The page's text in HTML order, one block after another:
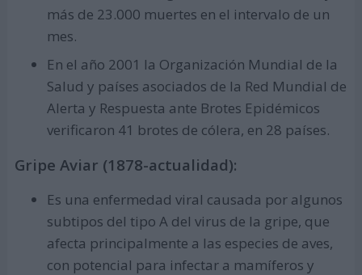
más de 23.000 muertes en el intervalo de un
mes.
En el año 2001 la Organización Mundial de la
Salud y países asociados de la Red Mundial de
Alerta y Respuesta ante Brotes Epidémicos
verificaron 41 brotes de cólera, en 28 países.
Gripe Aviar (1878-actualidad):
Es una enfermedad viral causada por algunos
subtipos del tipo A del virus de la gripe, que
afecta principalmente a las especies de aves,
con potencial para infectar a mamíferos y